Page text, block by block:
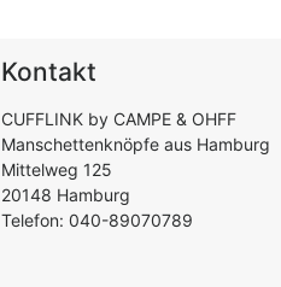
Kontakt
CUFFLINK by CAMPE & OHFF
Manschettenknöpfe aus Hamburg
Mittelweg 125
20148 Hamburg
Telefon: 040-89070789